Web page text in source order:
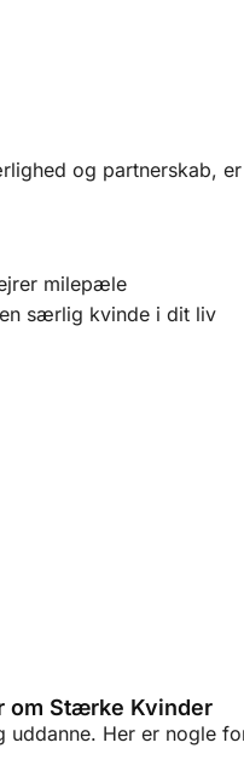
og partnerskab,
milepæle
særlig kvinde i dit liv
om Stærke Kvinder
uddanne. Her er nogle